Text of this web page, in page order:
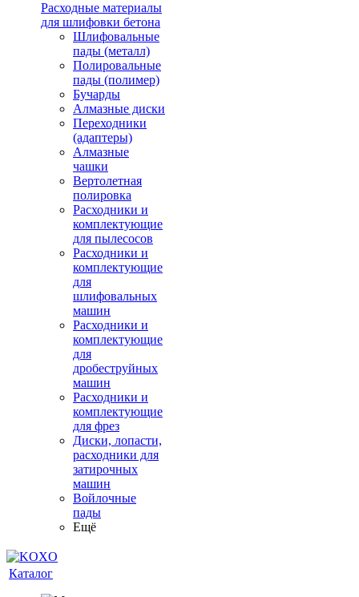
Расходные материалы
для шлифовки бетона
Шлифовальные
пады (металл)
Полировальные
пады (полимер)
Бучарды
Алмазные диски
Переходники
(адаптеры)
Алмазные
чашки
Вертолетная
полировка
Расходники и
комплектующие
для пылесосов
Расходники и
комплектующие
для
шлифовальных
машин
Расходники и
комплектующие
для
дробеструйных
машин
Расходники и
комплектующие
для фрез
Диски, лопасти,
расходники для
затирочных
машин
Войлочные
пады
Ещё
Каталог